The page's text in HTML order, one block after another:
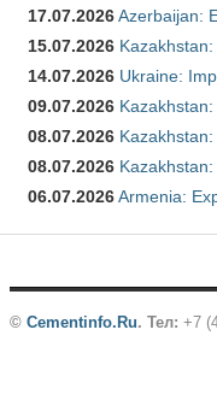
17.07.2026Azerbaijan:
15.07.2026
14.07.2026 Ukraine:
09.07.2026
08.07.2026
08.07.2026
06.07.2026Armenia:
© Cementinfo.Ru. Тел: +7